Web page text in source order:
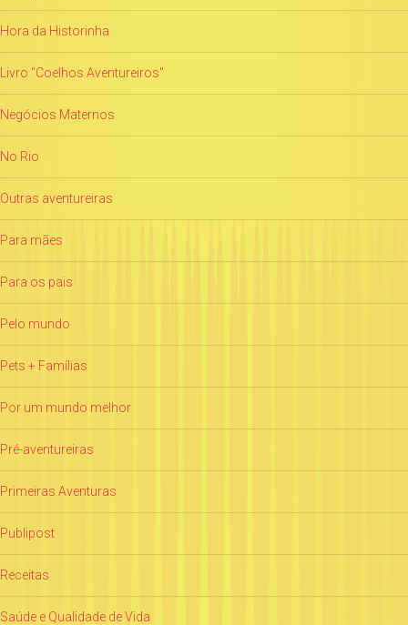
Hora da Historinha
Livro "Coelhos Aventureiros"
Negócios Maternos
No Rio
Outras aventureiras
Para mães
Para os pais
Pelo mundo
Pets + Famílias
Por um mundo melhor
Pré-aventureiras
Primeiras Aventuras
Publipost
Receitas
Saúde e Qualidade de Vida